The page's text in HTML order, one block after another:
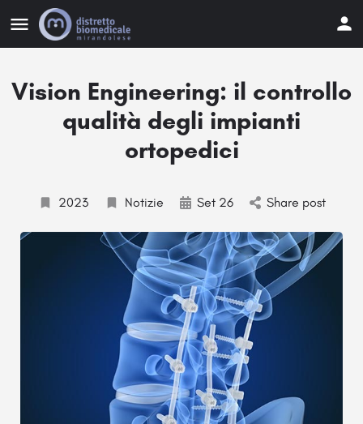
Vision Engineering: il controllo
qualità degli impianti
ortopedici
2023 Notizie Set 26 Share post